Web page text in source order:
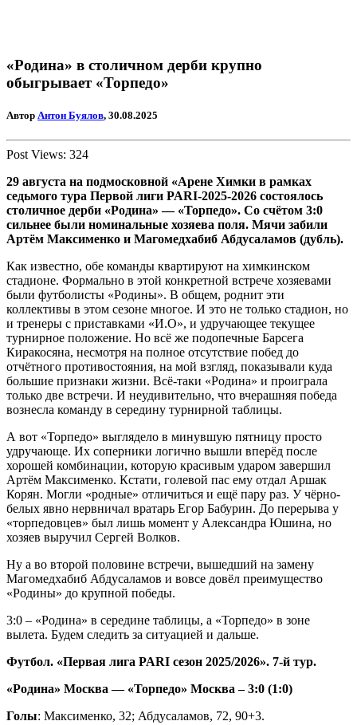
«Родина» в столичном дерби крупно
обыгрывает «Торпедо»
Автор Антон Буялов, 30.08.2025
Post Views: 324
29 августа на подмосковной «Арене Химки в рамках
седьмого тура Первой лиги PARI-2025-2026 состоялось
столичное дерби «Родина» — «Торпедо». Со счётом 3:0
сильнее были номинальные хозяева поля. Мячи забили
Артём Максименко и Магомедхабиб Абдусаламов (дубль).
Как известно, обе команды квартируют на химкинском
стадионе. Формально в этой конкретной встрече хозяевами
были футболисты «Родины». В общем, роднит эти
коллективы в этом сезоне многое. И это не только стадион, но
и тренеры с приставками «И.О», и удручающее текущее
турнирное положение. Но всё же подопечные Барсега
Киракосяна, несмотря на полное отсутствие побед до
отчётного противостояния, на мой взгляд, показывали куда
большие признаки жизни. Всё-таки «Родина» и проиграла
только две встречи. И неудивительно, что вчерашняя победа
вознесла команду в середину турнирной таблицы.
А вот «Торпедо» выглядело в минувшую пятницу просто
удручающе. Их соперники логично вышли вперёд после
хорошей комбинации, которую красивым ударом завершил
Артём Максименко. Кстати, голевой пас ему отдал Аршак
Корян. Могли «родные» отличиться и ещё пару раз. У чёрно-
белых явно нервничал вратарь Егор Бабурин. До перерыва у
«торпедовцев» был лишь момент у Александра Юшина, но
хозяев выручил Сергей Волков.
Ну а во второй половине встречи, вышедший на замену
Магомедхабиб Абдусаламов и вовсе довёл преимущество
«Родины» до крупной победы.
3:0 – «Родина» в середине таблицы, а «Торпедо» в зоне
вылета. Будем следить за ситуацией и дальше.
Футбол. «Первая лига PARI сезон 2025/2026». 7-й тур.
«Родина» Москва — «Торпедо» Москва – 3:0 (1:0)
Голы: Максименко, 32; Абдусаламов, 72, 90+3.